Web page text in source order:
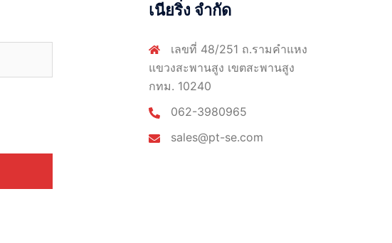
เนียริ่ง จำกัด
เลขที่ 48/251 ถ.รามคำแหง
แขวงสะพานสูง เขตสะพานสูง
กทม. 10240
062-3980965
sales@pt-se.com